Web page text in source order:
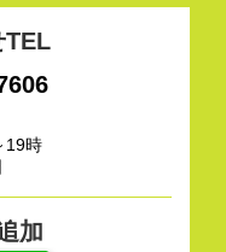
TEL
19時
加